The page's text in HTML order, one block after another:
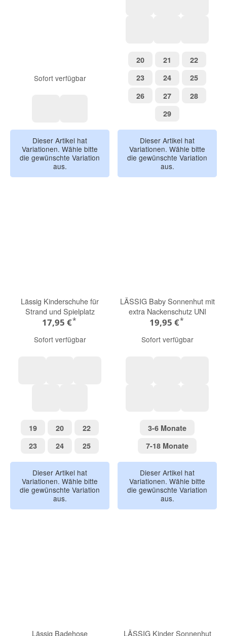
Sofort verfügbar
Dieser Artikel hat
Variationen. Wähle bitte
die gewünschte Variation
aus.
2020 21 2222
2323 2424 2525
2626 2727 2828
2929
Dieser Artikel hat
Variationen. Wähle bitte
die gewünschte Variation
aus.
Lässig Kinderschuhe für
Strand und Spielplatz
17,95 €*
Sofort verfügbar
1919 2020 2222
2323 2424 2525
Dieser Artikel hat
Variationen. Wähle bitte
die gewünschte Variation
aus.
LÄSSIG Baby Sonnenhut mit
extra Nackenschutz UNI
19,95 €*
Sofort verfügbar
3-6 Monate3-6 Monate
7-18 Monate7-18
Dieser Artikel hat
Variationen. Wähle bitte
die gewünschte Variation
aus.
Lässig Badehose
LÄSSIG Kinder Sonnenhut